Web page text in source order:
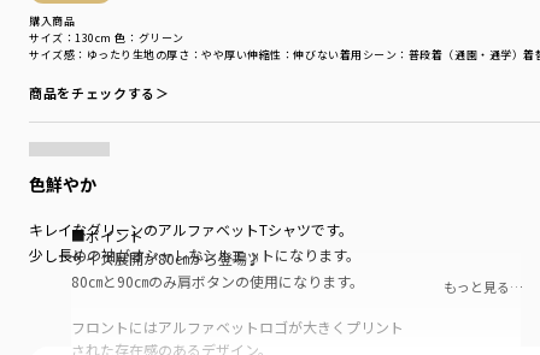
購入商品
サイズ感 ：ゆったり 生地の厚さ ：やや厚い伸縮性 ：伸びない着用シーン ：普段着（通園・通学）着
サイズ：130cm 色：グリーン
商品をチェックする＞
色鮮やか
キレイなグリーンのアルファベットTシャツです。
少し長めの袖がオシャレなシルエットになります。
もっと見る…
■ポイント
サイズ展開が80㎝から登場♪
80㎝と90㎝のみ肩ボタンの使用になります。
フロントにはアルファベットロゴが大きくプリント
された存在感のあるデザイン。